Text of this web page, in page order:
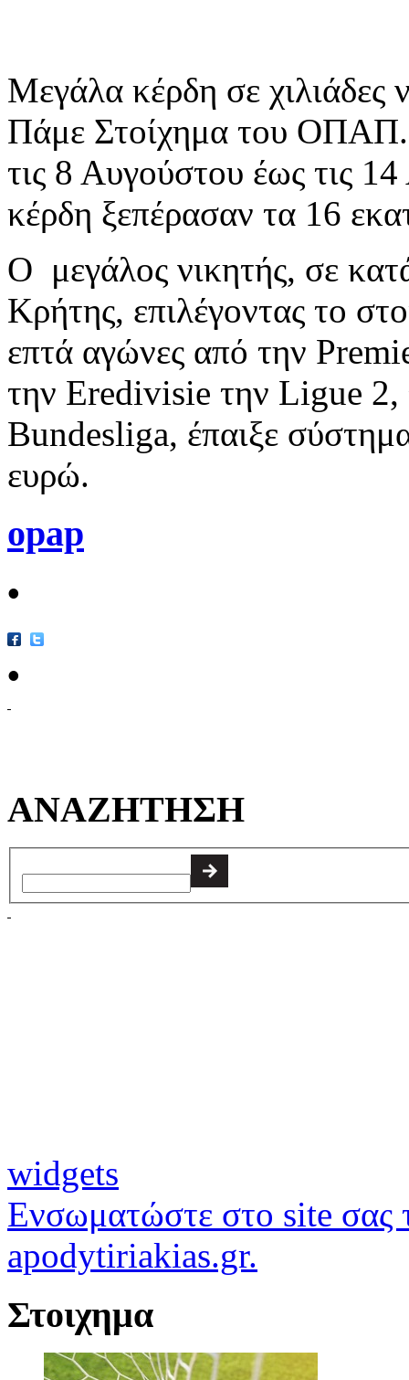
Μεγάλα κέρδη σε χιλιάδες
Πάμε Στοίχημα του ΟΠΑΠ.
τις 8 Αυγούστου έως τις
κέρδη ξεπέρασαν τα 16
Ο μεγάλος νικητής, σε
Κρήτης, επιλέγοντας το
επτά αγώνες από την
την Eredivisie την Ligue 2,
Bundesliga, έπαιξε
ευρώ.
opap
•
•
ΑΝΑΖΗΤΗΣΗ
widgets
Ενσωματώστε στο site σας
apodytiriakias.gr.
Στοιχημα